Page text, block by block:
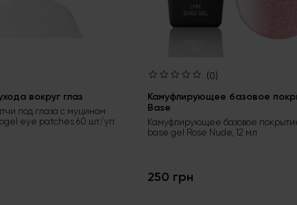
вокруг глаз
под глаза с муцином
eye patches 60 шт/уп
(0)
Камуфлирующее базовое
Base
Камуфлирующее базовое
base gel Rose Nude, 12 мл
250 грн